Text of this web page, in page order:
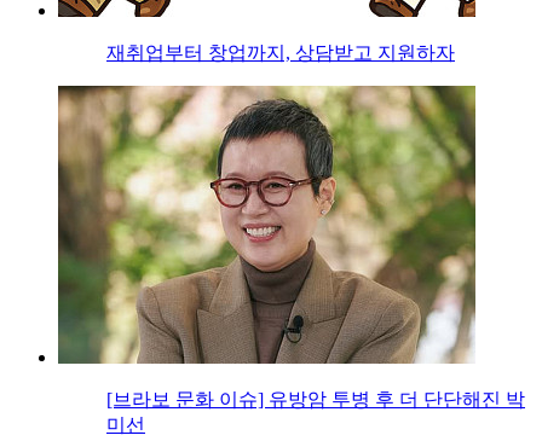
재취업부터 창업까지, 상담받고 지원하자
[브라보 문화 이슈] 유방암 투병 후 더 단단해진 박
미선